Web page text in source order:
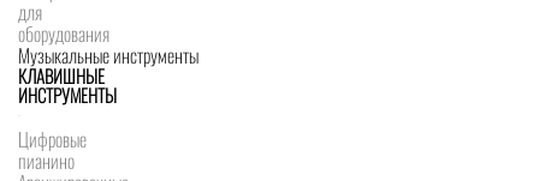
для
оборудования
Музыкальные инструменты
КЛАВИШНЫЕ
ИНСТРУМЕНТЫ
Цифровые
пианино